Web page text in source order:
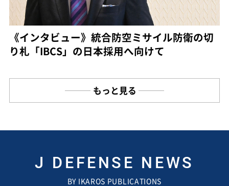
《インタビュー》統合防空ミサイル防衛の切
り札「IBCS」の日本採用へ向けて
もっと見る
J DEFENSE NEWS
BY IKAROS PUBLICATIONS